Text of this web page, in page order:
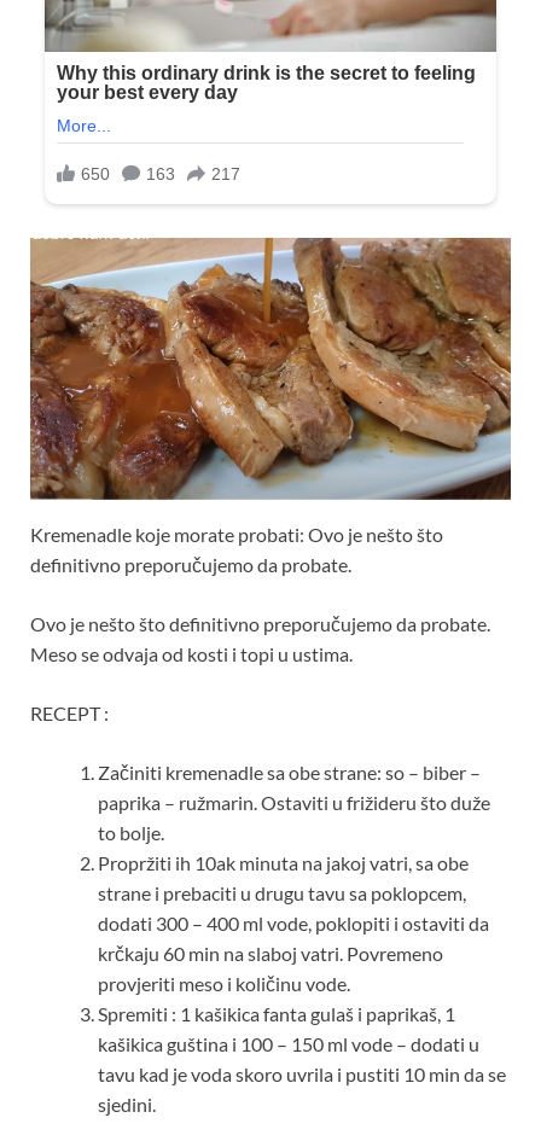
Kremenadle koje morate probati: Ovo je nešto što
definitivno preporučujemo da probate.
Ovo je nešto što definitivno preporučujemo da probate.
Meso se odvaja od kosti i topi u ustima.
RECEPT :
Začiniti kremenadle sa obe strane: so – biber –
paprika – ružmarin. Ostaviti u frižideru što duže
to bolje.
Propržiti ih 10ak minuta na jakoj vatri, sa obe
strane i prebaciti u drugu tavu sa poklopcem,
dodati 300 – 400 ml vode, poklopiti i ostaviti da
krčkaju 60 min na slaboj vatri. Povremeno
provjeriti meso i količinu vode.
Spremiti : 1 kašikica fanta gulaš i paprikaš, 1
kašikica guština i 100 – 150 ml vode – dodati u
tavu kad je voda skoro uvrila i pustiti 10 min da se
sjedini.